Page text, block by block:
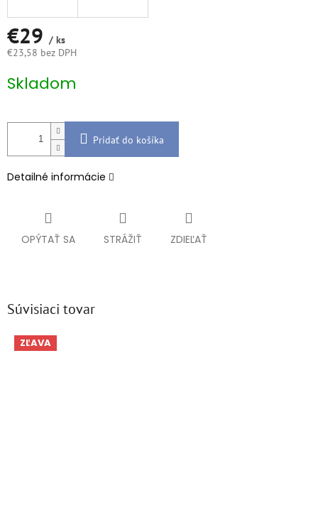
€29 / ks
€23,58 bez DPH
cena:
Skladom
Pridať do košíka
Detailné informácie
OPÝTAŤ SA STRÁŽIŤ ZDIEĽAŤ
Súvisiaci tovar
ZĽAVA